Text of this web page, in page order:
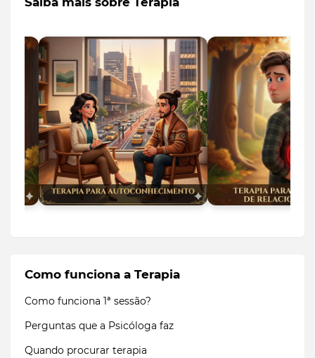
Como funciona a Terapia
Como funciona 1ª sessão?
Perguntas que a Psicóloga faz
Quando procurar terapia